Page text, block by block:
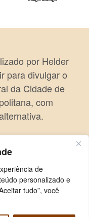
de
personalizado e
tudo”, você
por Helder
para divulgar o
da Cidade de
com